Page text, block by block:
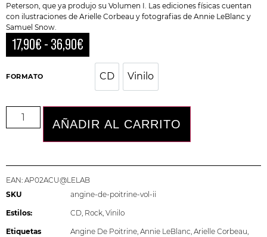
Peterson, que ya produjo su Volumen I. Las ediciones físicas cuentan
con ilustraciones de Arielle Corbeau y fotografias de Annie LeBlanc y
Samuel Snow.
17,90€ - 36,90€
FORMATO CD Vinilo
AÑADIR AL CARRITO
EAN: AP02ACU@LELAB
SKU
angine-de-poitrine-vol-ii
Estilos: CD, Rock, Vinilo
Etiquetas Angine De Poitrine, Annie LeBlanc, Arielle Corbeau,